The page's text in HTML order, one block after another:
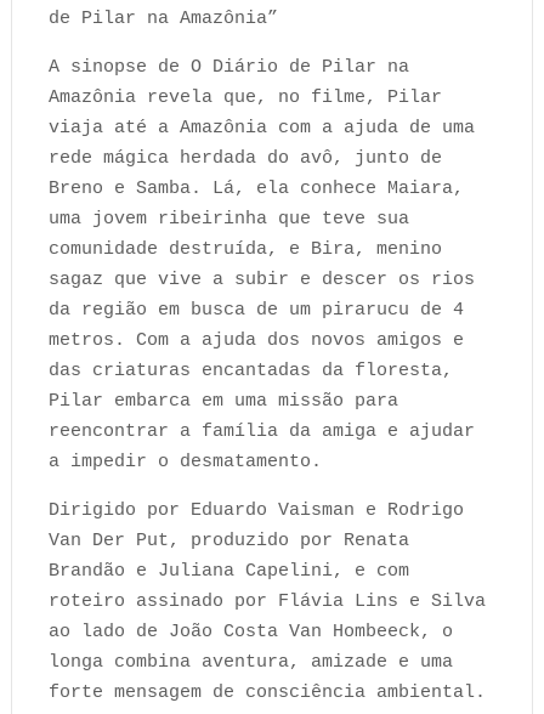
de Pilar na Amazônia”
A sinopse de O Diário de Pilar na
Amazônia revela que, no filme, Pilar
viaja até a Amazônia com a ajuda de uma
rede mágica herdada do avô, junto de
Breno e Samba. Lá, ela conhece Maiara,
uma jovem ribeirinha que teve sua
comunidade destruída, e Bira, menino
sagaz que vive a subir e descer os rios
da região em busca de um pirarucu de 4
metros. Com a ajuda dos novos amigos e
das criaturas encantadas da floresta,
Pilar embarca em uma missão para
reencontrar a família da amiga e ajudar
a impedir o desmatamento.
Dirigido por Eduardo Vaisman e Rodrigo
Van Der Put, produzido por Renata
Brandão e Juliana Capelini, e com
roteiro assinado por Flávia Lins e Silva
ao lado de João Costa Van Hombeeck, o
longa combina aventura, amizade e uma
forte mensagem de consciência ambiental.